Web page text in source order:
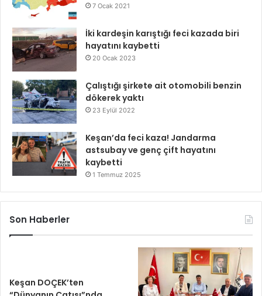
7 Ocak 2021
İki kardeşin karıştığı feci kazada biri
hayatını kaybetti
20 Ocak 2023
Çalıştığı şirkete ait otomobili benzin
dökerek yaktı
23 Eylül 2022
Keşan’da feci kaza! Jandarma
astsubay ve genç çift hayatını
kaybetti
1 Temmuz 2025
Son Haberler
Keşan DOÇEK’ten